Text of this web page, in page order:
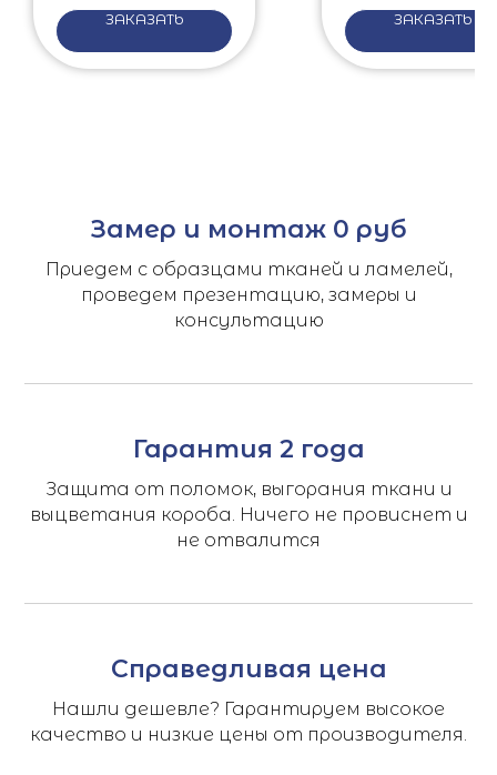
ЗАКАЗАТЬ ЗАКАЗАТЬ
Замер и монтаж 0 руб
Приедем с образцами тканей и ламелей,
проведем презентацию, замеры и
консультацию
Гарантия 2 года
Защита от поломок, выгорания ткани и
выцветания короба. Ничего не провиснет и
не отвалится
Справедливая цена
Нашли дешевле? Гарантируем высокое
качество и низкие цены от производителя.